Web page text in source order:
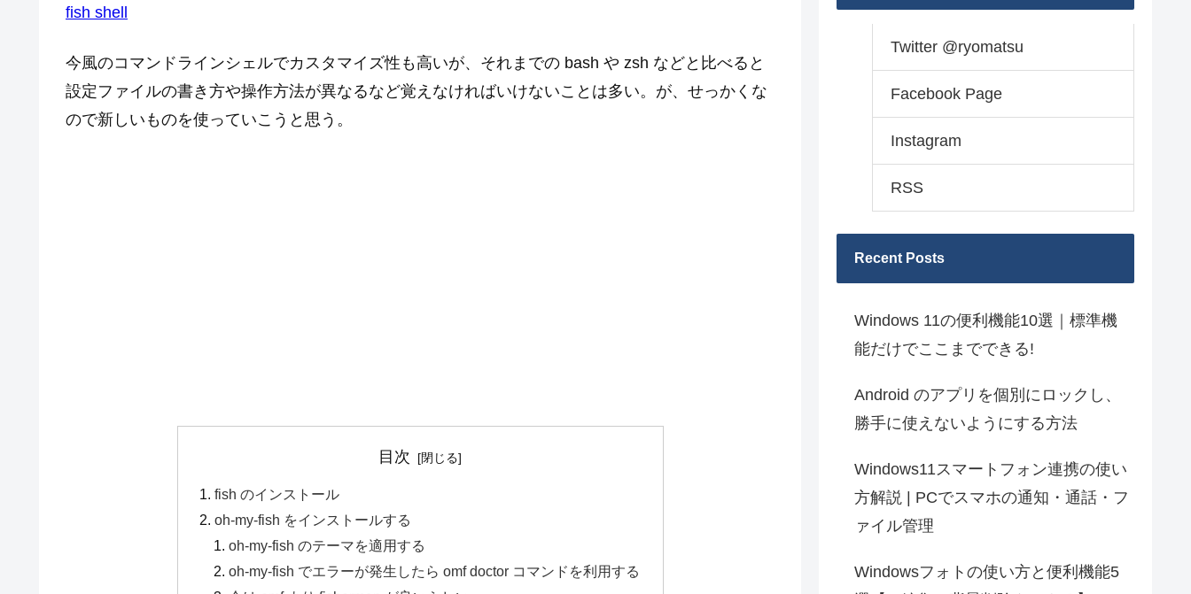
fish shell
今風のコマンドラインシェルでカスタマイズ性も高いが、それまでの bash や zsh などと比べると
設定ファイルの書き方や操作方法が異なるなど覚えなければいけないことは多い。が、せっかくな
ので新しいものを使っていこうと思う。
目次
fish のインストール
oh-my-fish をインストールする
oh-my-fish のテーマを適用する
oh-my-fish でエラーが発生したら omf doctor コマンドを利用する
Twitter @ryomatsu
Facebook Page
Instagram
RSS
Recent Posts
Windows 11の便利機能10選｜標準機
能だけでここまでできる!
Android のアプリを個別にロックし、
勝手に使えないようにする方法
Windows11スマートフォン連携の使い
方解説 | PCでスマホの通知・通話・フ
ァイル管理
Windowsフォトの使い方と便利機能5